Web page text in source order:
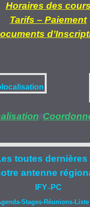
Horaires des cours
Tarifs – Paiement
d’
//
toutes dernières
antenne
IFY–PC
Stages-Réunions-